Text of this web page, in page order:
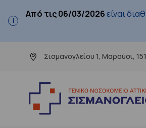
Από τις 06/03/2026 είναι
Σισμανογλείου 1, Μαρούσι,